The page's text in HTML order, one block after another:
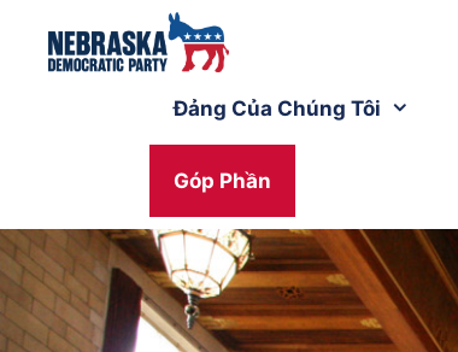
Đảng Của Chúng Tôi
Góp Phần